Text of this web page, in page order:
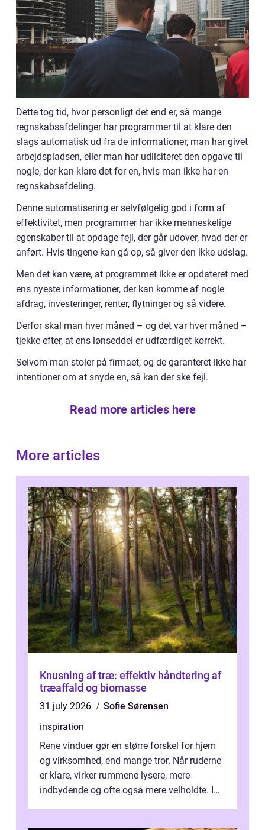
Dette tog tid, hvor personligt det end er, så mange
regnskabsafdelinger har programmer til at klare den
slags automatisk ud fra de informationer, man har givet
arbejdspladsen, eller man har udliciteret den opgave til
nogle, der kan klare det for en, hvis man ikke har en
regnskabsafdeling.
Denne automatisering er selvfølgelig god i form af
effektivitet, men programmer har ikke menneskelige
egenskaber til at opdage fejl, der går udover, hvad der er
anført. Hvis tingene kan gå op, så giver den ikke udslag.
Men det kan være, at programmet ikke er opdateret med
ens nyeste informationer, der kan komme af nogle
afdrag, investeringer, renter, flytninger og så videre.
Derfor skal man hver måned – og det var hver måned –
tjekke efter, at ens lønseddel er udfærdiget korrekt.
Selvom man stoler på firmaet, og de garanteret ikke har
intentioner om at snyde en, så kan der ske fejl.
Read more articles here
More articles
Knusning af træ: effektiv håndtering af
træaffald og biomasse
31 july 2026
Sofie Sørensen
inspiration
Rene vinduer gør en større forskel for hjem
og virksomhed, end mange tror. Når ruderne
er klare, virker rummene lysere, mere
indbydende og ofte også mere velholdte. I